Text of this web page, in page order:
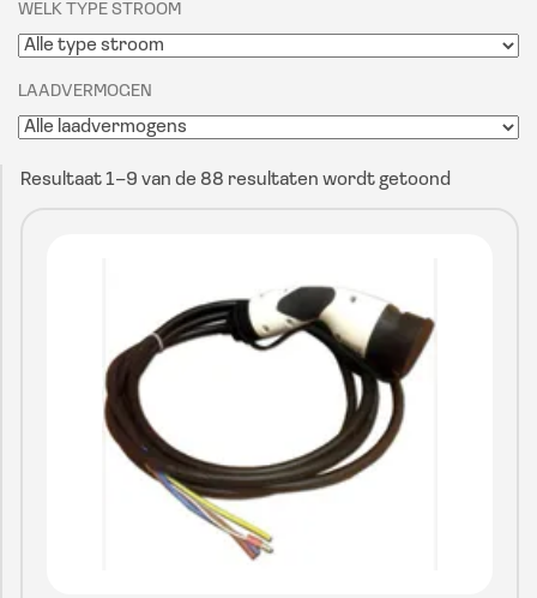
WELK TYPE STROOM
LAADVERMOGEN
Resultaat 1–9 van de 88 resultaten wordt getoond